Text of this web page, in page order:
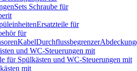
Sets Schraube für
Ersatzteile für
für
KabelDurchflussbegrenzer
und WC-Steuerungen mit
für Spülkästen und WC-Steuerungen mit
mit